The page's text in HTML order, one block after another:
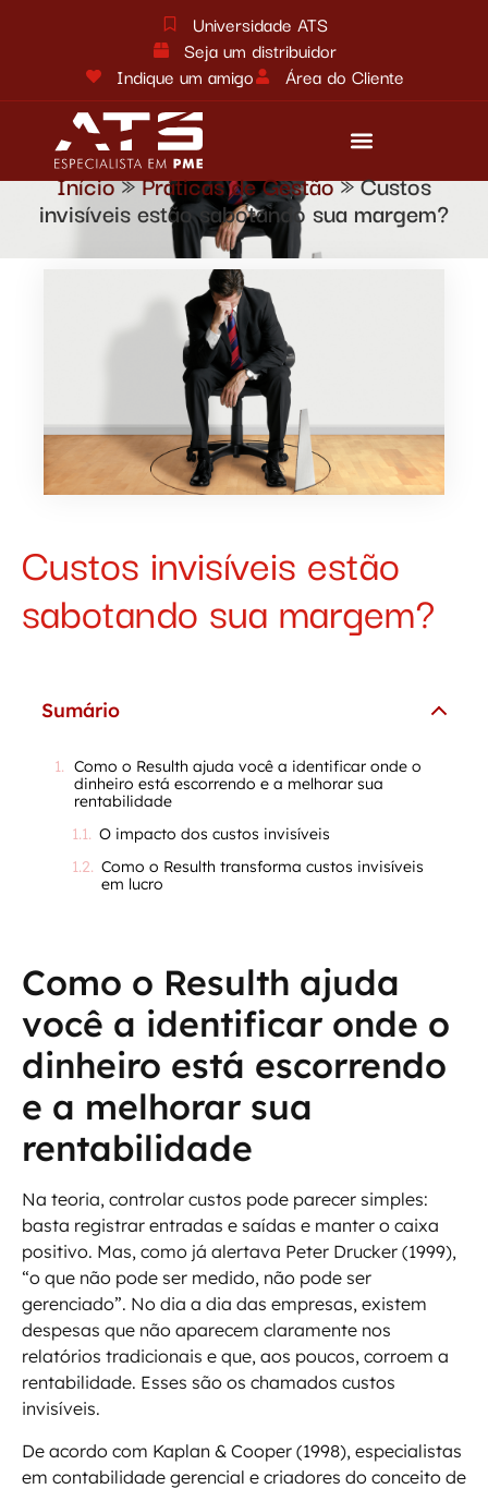
Universidade ATS
Seja um distribuidor
Indique um amigo
Área do Cliente
Início»Práticas de Gestão»Custos
invisíveis estão sabotando sua margem?
Custos invisíveis estão
sabotando sua margem?
Sumário
Como o Resulth ajuda você a identificar onde o
dinheiro está escorrendo e a melhorar sua
rentabilidade
O impacto dos custos invisíveis
Como o Resulth transforma custos invisíveis
em lucro
Como o Resulth ajuda
você a identificar onde o
dinheiro está escorrendo
e a melhorar sua
rentabilidade
Na teoria, controlar custos pode parecer simples:
basta registrar entradas e saídas e manter o caixa
positivo. Mas, como já alertava Peter Drucker (1999),
“o que não pode ser medido, não pode ser
gerenciado”. No dia a dia das empresas, existem
despesas que não aparecem claramente nos
relatórios tradicionais e que, aos poucos, corroem a
rentabilidade. Esses são os chamados custos
invisíveis.
De acordo com Kaplan & Cooper (1998), especialistas
em contabilidade gerencial e criadores do conceito de